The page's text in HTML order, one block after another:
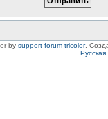
by support forum tricolor,